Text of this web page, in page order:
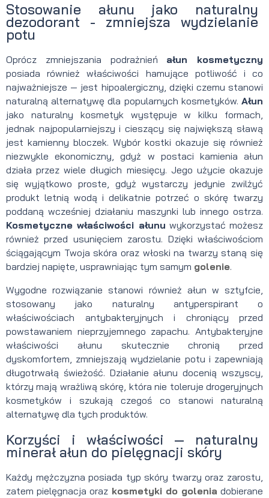
Stosowanie ałunu jako naturalny
dezodorant - zmniejsza wydzielanie
potu
Oprócz zmniejszania podrażnień ałun kosmetyczny
posiada również właściwości hamujące potliwość i co
najważniejsze — jest hipoalergiczny, dzięki czemu stanowi
naturalną alternatywę dla popularnych kosmetyków. Ałun
jako naturalny kosmetyk występuje w kilku formach,
jednak najpopularniejszy i cieszący się największą sławą
jest kamienny bloczek. Wybór kostki okazuje się również
niezwykle ekonomiczny, gdyż w postaci kamienia ałun
działa przez wiele długich miesięcy. Jego użycie okazuje
się wyjątkowo proste, gdyż wystarczy jedynie zwilżyć
produkt letnią wodą i delikatnie potrzeć o skórę twarzy
poddaną wcześniej działaniu maszynki lub innego ostrza.
Kosmetyczne właściwości ałunu wykorzystać możesz
również przed usunięciem zarostu. Dzięki właściwościom
ściągającym Twoja skóra oraz włoski na twarzy staną się
bardziej napięte, usprawniając tym samym golenie.
Wygodne rozwiązanie stanowi również ałun w sztyfcie,
stosowany jako naturalny antyperspirant o
właściwościach antybakteryjnych i chroniący przed
powstawaniem nieprzyjemnego zapachu. Antybakteryjne
właściwości ałunu skutecznie chronią przed
dyskomfortem, zmniejszają wydzielanie potu i zapewniają
długotrwałą świeżość. Działanie ałunu docenią wszyscy,
którzy mają wrażliwą skórę, która nie toleruje drogeryjnych
kosmetyków i szukają czegoś co stanowi naturalną
alternatywę dla tych produktów.
Korzyści i właściwości — naturalny
minerał ałun do pielęgnacji skóry
Każdy mężczyzna posiada typ skóry twarzy oraz zarostu,
zatem pielęgnacja oraz kosmetyki do golenia dobierane